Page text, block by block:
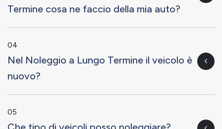
Termine cosa ne faccio della mia auto?
04
Nel Noleggio a Lungo Termine il veicolo è
nuovo?
05